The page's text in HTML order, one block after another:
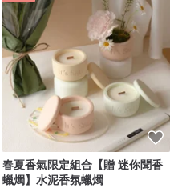
春夏香氣限定組合【贈 迷你聞香
蠟燭】水泥香氛蠟燭